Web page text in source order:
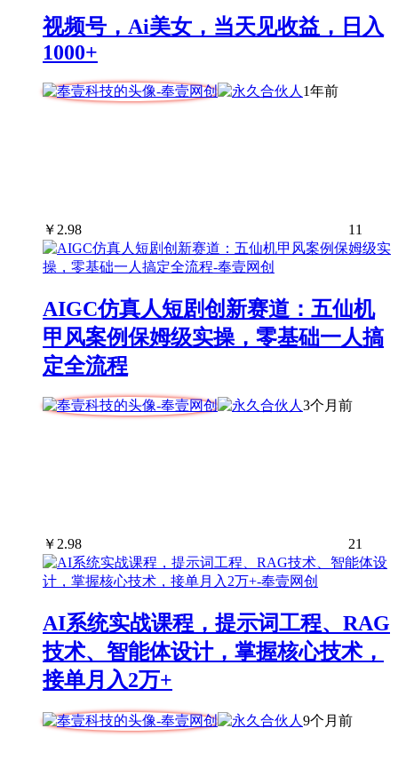
视频号，Ai美女，当天见收益，日入
1000+
1年前
￥ 2.98 11
AIGC仿真人短剧创新赛道：五仙机
甲风案例保姆级实操，零基础一人搞
定全流程
3个月前
￥2.98 21
AI系统实战课程，提示词工程、RAG
技术、智能体设计，掌握核心技术，
接单月入2万+
9个月前